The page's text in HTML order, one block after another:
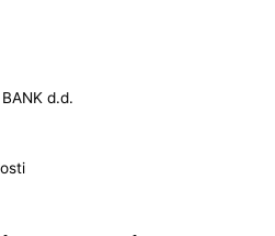
BANK d.d.